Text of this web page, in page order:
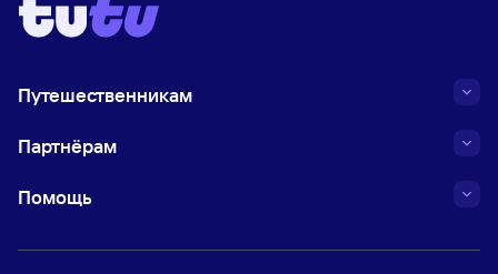
Путешественникам
Партнёрам
Помощь